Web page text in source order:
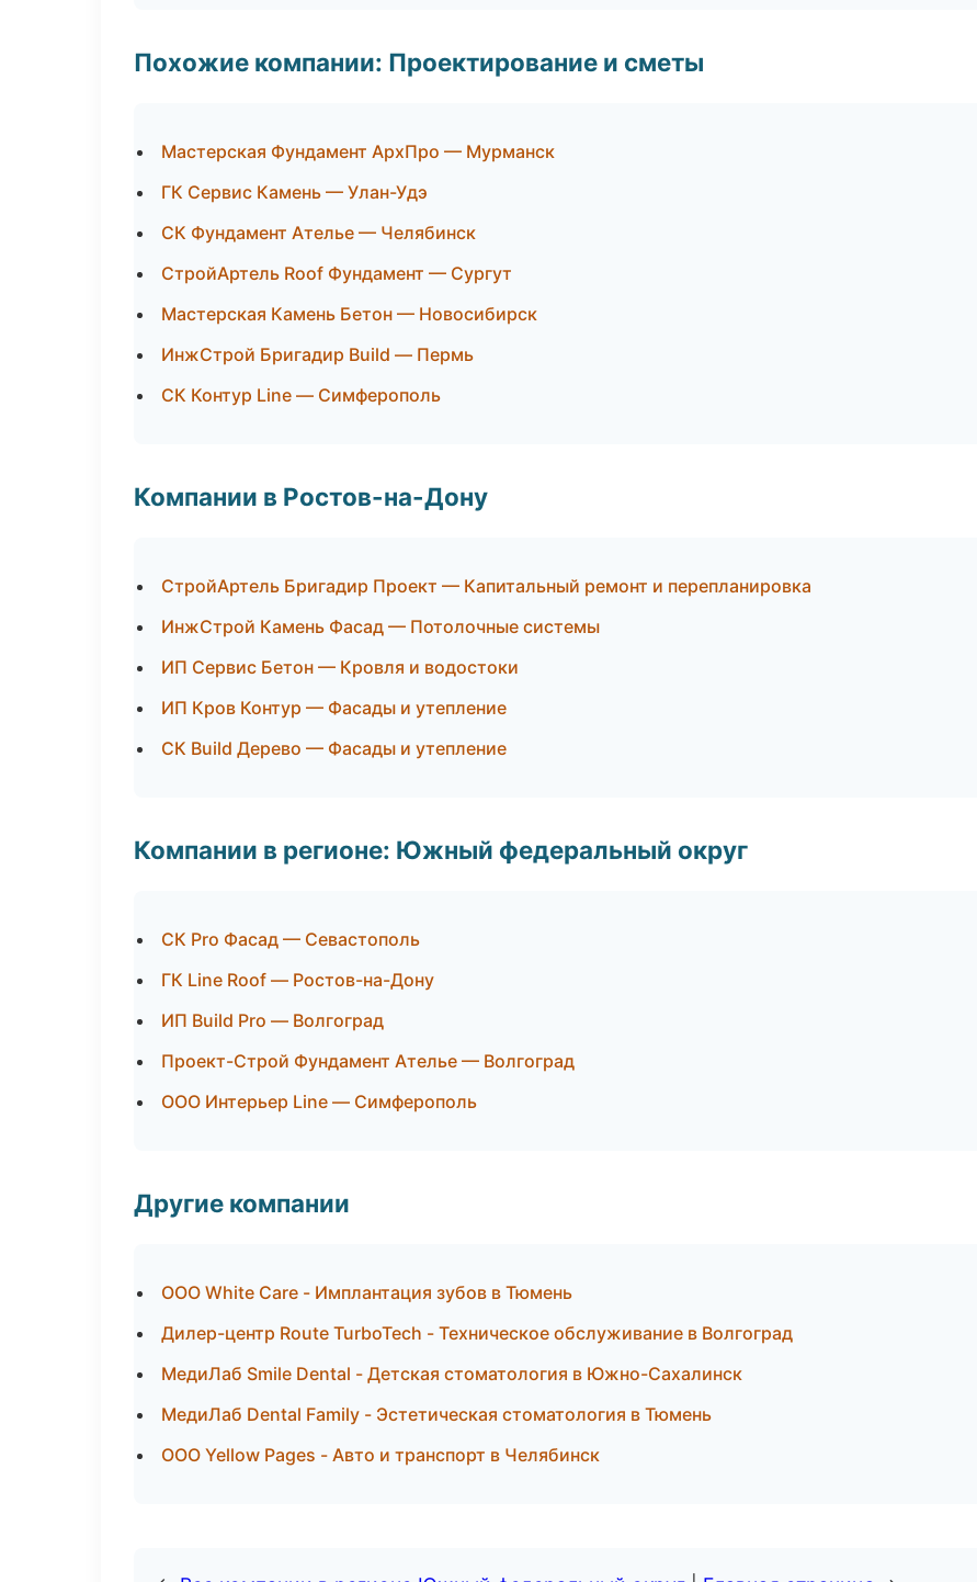
Похожие компании: Проектирование и сметы
Мастерская Фундамент АрхПро — Мурманск
ГК Сервис Камень — Улан-Удэ
СК Фундамент Ателье — Челябинск
СтройАртель Roof Фундамент — Сургут
Мастерская Камень Бетон — Новосибирск
ИнжСтрой Бригадир Build — Пермь
СК Контур Line — Симферополь
Компании в Ростов-на-Дону
СтройАртель Бригадир Проект — Капитальный ремонт и перепланировка
ИнжСтрой Камень Фасад — Потолочные системы
ИП Сервис Бетон — Кровля и водостоки
ИП Кров Контур — Фасады и утепление
СК Build Дерево — Фасады и утепление
Компании в регионе: Южный федеральный округ
СК Pro Фасад — Севастополь
ГК Line Roof — Ростов-на-Дону
ИП Build Pro — Волгоград
Проект-Строй Фундамент Ателье — Волгоград
ООО Интерьер Line — Симферополь
Другие компании
ООО White Care - Имплантация зубов в Тюмень
Дилер-центр Route TurboTech - Техническое обслуживание в Волгоград
МедиЛаб Smile Dental - Детская стоматология в Южно-Сахалинск
МедиЛаб Dental Family - Эстетическая стоматология в Тюмень
ООО Yellow Pages - Авто и транспорт в Челябинск